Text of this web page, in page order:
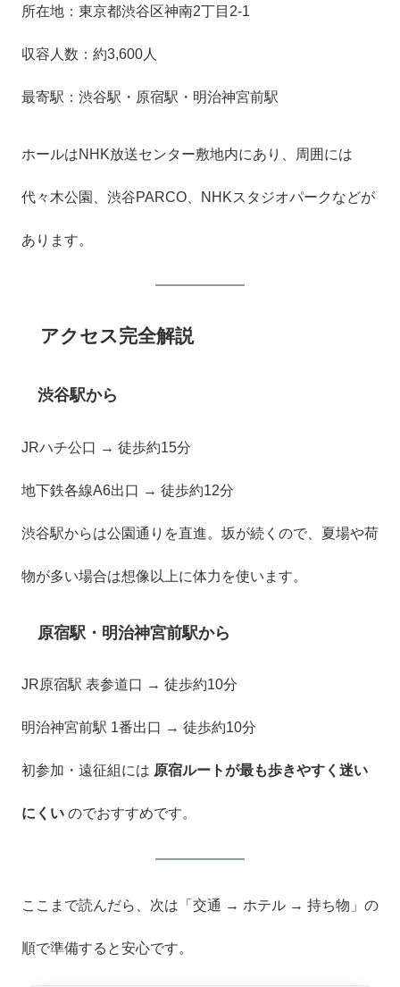
所在地：東京都渋谷区神南2丁目2-1
収容人数：約3,600人
最寄駅：渋谷駅・原宿駅・明治神宮前駅
ホールはNHK放送センター敷地内にあり、周囲には
代々木公園、渋谷PARCO、NHKスタジオパークなどが
あります。
アクセス完全解説
渋谷駅から
JRハチ公口 → 徒歩約15分
地下鉄各線A6出口 → 徒歩約12分
渋谷駅からは公園通りを直進。坂が続くので、夏場や荷
物が多い場合は想像以上に体力を使います。
原宿駅・明治神宮前駅から
JR原宿駅 表参道口 → 徒歩約10分
明治神宮前駅 1番出口 → 徒歩約10分
初参加・遠征組には 原宿ルートが最も歩きやすく迷い
にくい のでおすすめです。
ここまで読んだら、次は「交通 → ホテル → 持ち物」の
順で準備すると安心です。